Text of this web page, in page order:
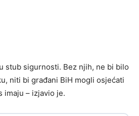
stub sigurnosti. Bez njih, ne bi bilo
niti bi građani BiH mogli osjećati
imaju – izjavio je.